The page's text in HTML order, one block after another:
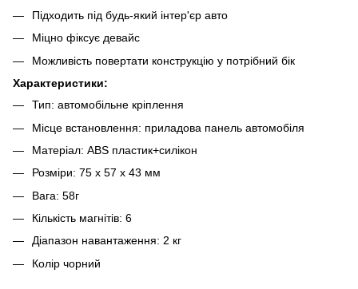
Підходить під будь-який інтер'єр авто
Міцно фіксує девайс
Можливість повертати конструкцію у потрібний бік
Характеристики:
Тип: автомобільне кріплення
Місце встановлення: приладова панель автомобіля
Матеріал: ABS пластик+силікон
Розміри: 75 х 57 x 43 мм
Вага: 58г
Кількість магнітів: 6
Діапазон навантаження: 2 кг
Колір чорний